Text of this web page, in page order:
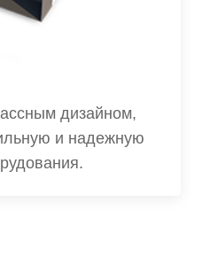
дизайном,
и надежную